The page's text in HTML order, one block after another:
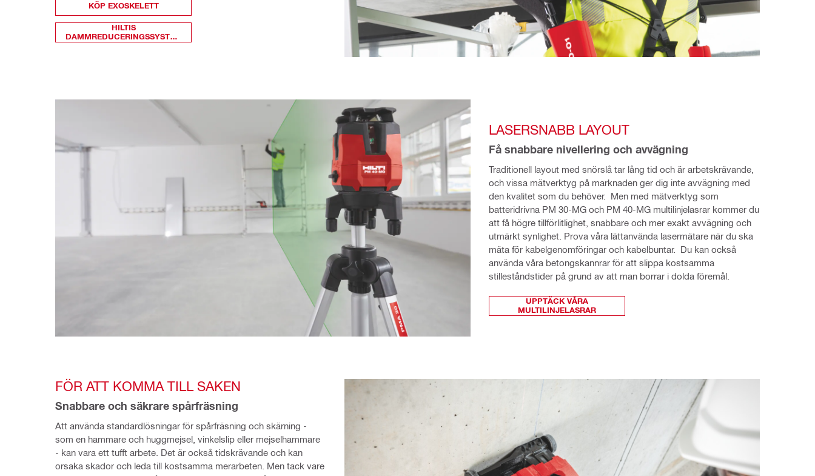
KÖP EXOSKELETT
HILTIS
DAMMREDUCERINGSSYSTEM
(DRS)
LASERSNABB LAYOUT
Få snabbare nivellering och avvägning
Traditionell layout med snörslå tar lång tid och är arbetskrävande,
och vissa mätverktyg på marknaden ger dig inte avvägning med
den kvalitet som du behöver.  Men med mätverktyg som
batteridrivna PM 30-MG och PM 40-MG multilinjelasrar kommer du
att få högre tillförlitlighet, snabbare och mer exakt avvägning och
utmärkt synlighet. Prova våra lättanvända lasermätare när du ska
mäta för kabelgenomföringar och kabelbuntar.  Du kan också
använda våra betongskannrar för att slippa kostsamma
stilleståndstider på grund av att man borrar i dolda föremål.
UPPTÄCK VÅRA
MULTILINJELASRAR
FÖR ATT KOMMA TILL SAKEN
Snabbare och säkrare spårfräsning
Att använda standardlösningar för spårfräsning och skärning -
som en hammare och huggmejsel, vinkelslip eller mejselhammare
- kan vara ett tufft arbete. Det är också tidskrävande och kan
orsaka skador och leda till kostsamma merarbeten. Men tack vare